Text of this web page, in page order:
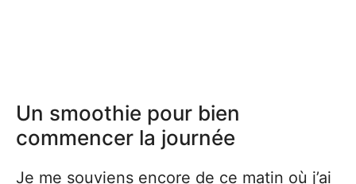
Un smoothie pour bien
commencer la journée
Je me souviens encore de ce matin où j’ai